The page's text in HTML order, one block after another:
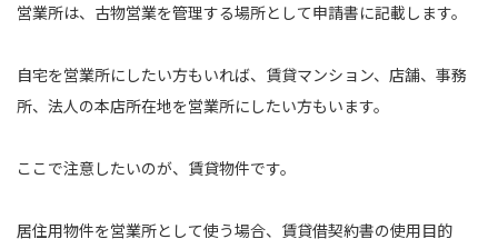
営業所は、古物営業を管理する場所として申請書に記載します。
自宅を営業所にしたい方もいれば、賃貸マンション、店舗、事務
所、法人の本店所在地を営業所にしたい方もいます。
ここで注意したいのが、賃貸物件です。
居住用物件を営業所として使う場合、賃貸借契約書の使用目的